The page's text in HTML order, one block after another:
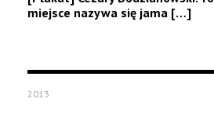
miejsce nazywa się jama […]
2013